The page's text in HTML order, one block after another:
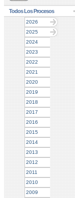
Todos Los Procesos
2026
2025
2024
2023
2022
2021
2020
2019
2018
2017
2016
2015
2014
2013
2012
2011
2010
2009